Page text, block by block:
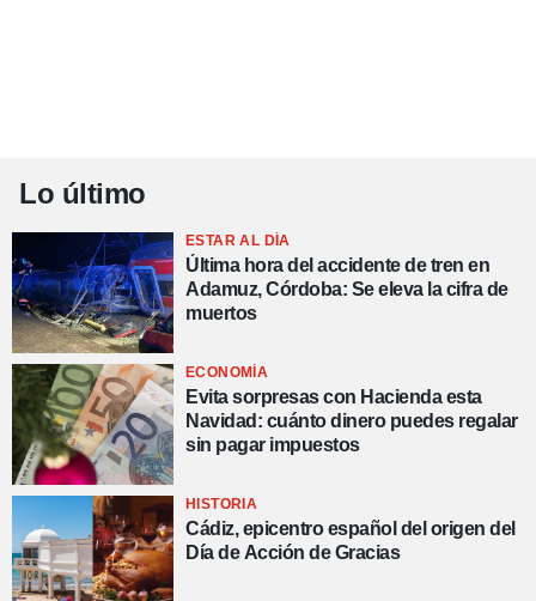
Lo último
ESTAR AL DÍA
Última hora del accidente de tren en
Adamuz, Córdoba: Se eleva la cifra de
muertos
ECONOMÍA
Evita sorpresas con Hacienda esta
Navidad: cuánto dinero puedes regalar
sin pagar impuestos
HISTORIA
Cádiz, epicentro español del origen del
Día de Acción de Gracias